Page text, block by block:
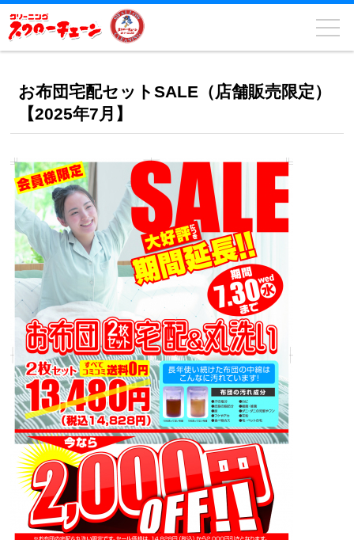
お布団宅配セットSALE（店舗販売限定）
【2025年7月】